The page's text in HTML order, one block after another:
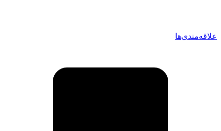
علاقه‌مندی‌ها